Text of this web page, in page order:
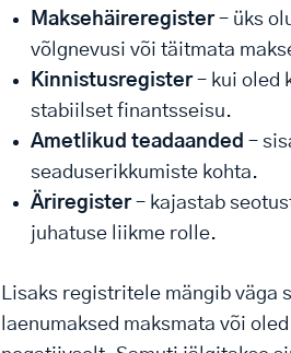
Maksehäireregister– üks
võlgnevusi või täitmata
Kinnistusregister– kui oled
stabiilset finantsseisu.
Ametlikud teadaanded –
seaduserikkumiste kohta.
Äriregister– kajastab
juhatuse liikme rolle.
Lisaks registritele mängib väga
laenumaksed maksmata või